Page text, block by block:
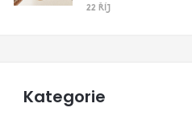
22 ŘÍJ
Kategorie